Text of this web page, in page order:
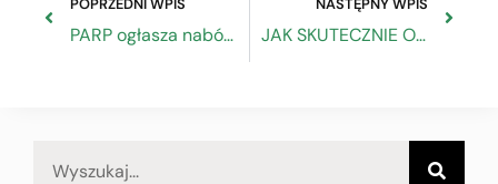
PARP ogłasza nabór do konkursu „Internacjonalizacja MŚP” JAK SKUTECZNIE ODCIĄĆ ZASILANIE FINANSOWE REŻIMU W MOSKWIE – LIST OTWARTY RADY PRZEDSIĘBIORCZOŚCI